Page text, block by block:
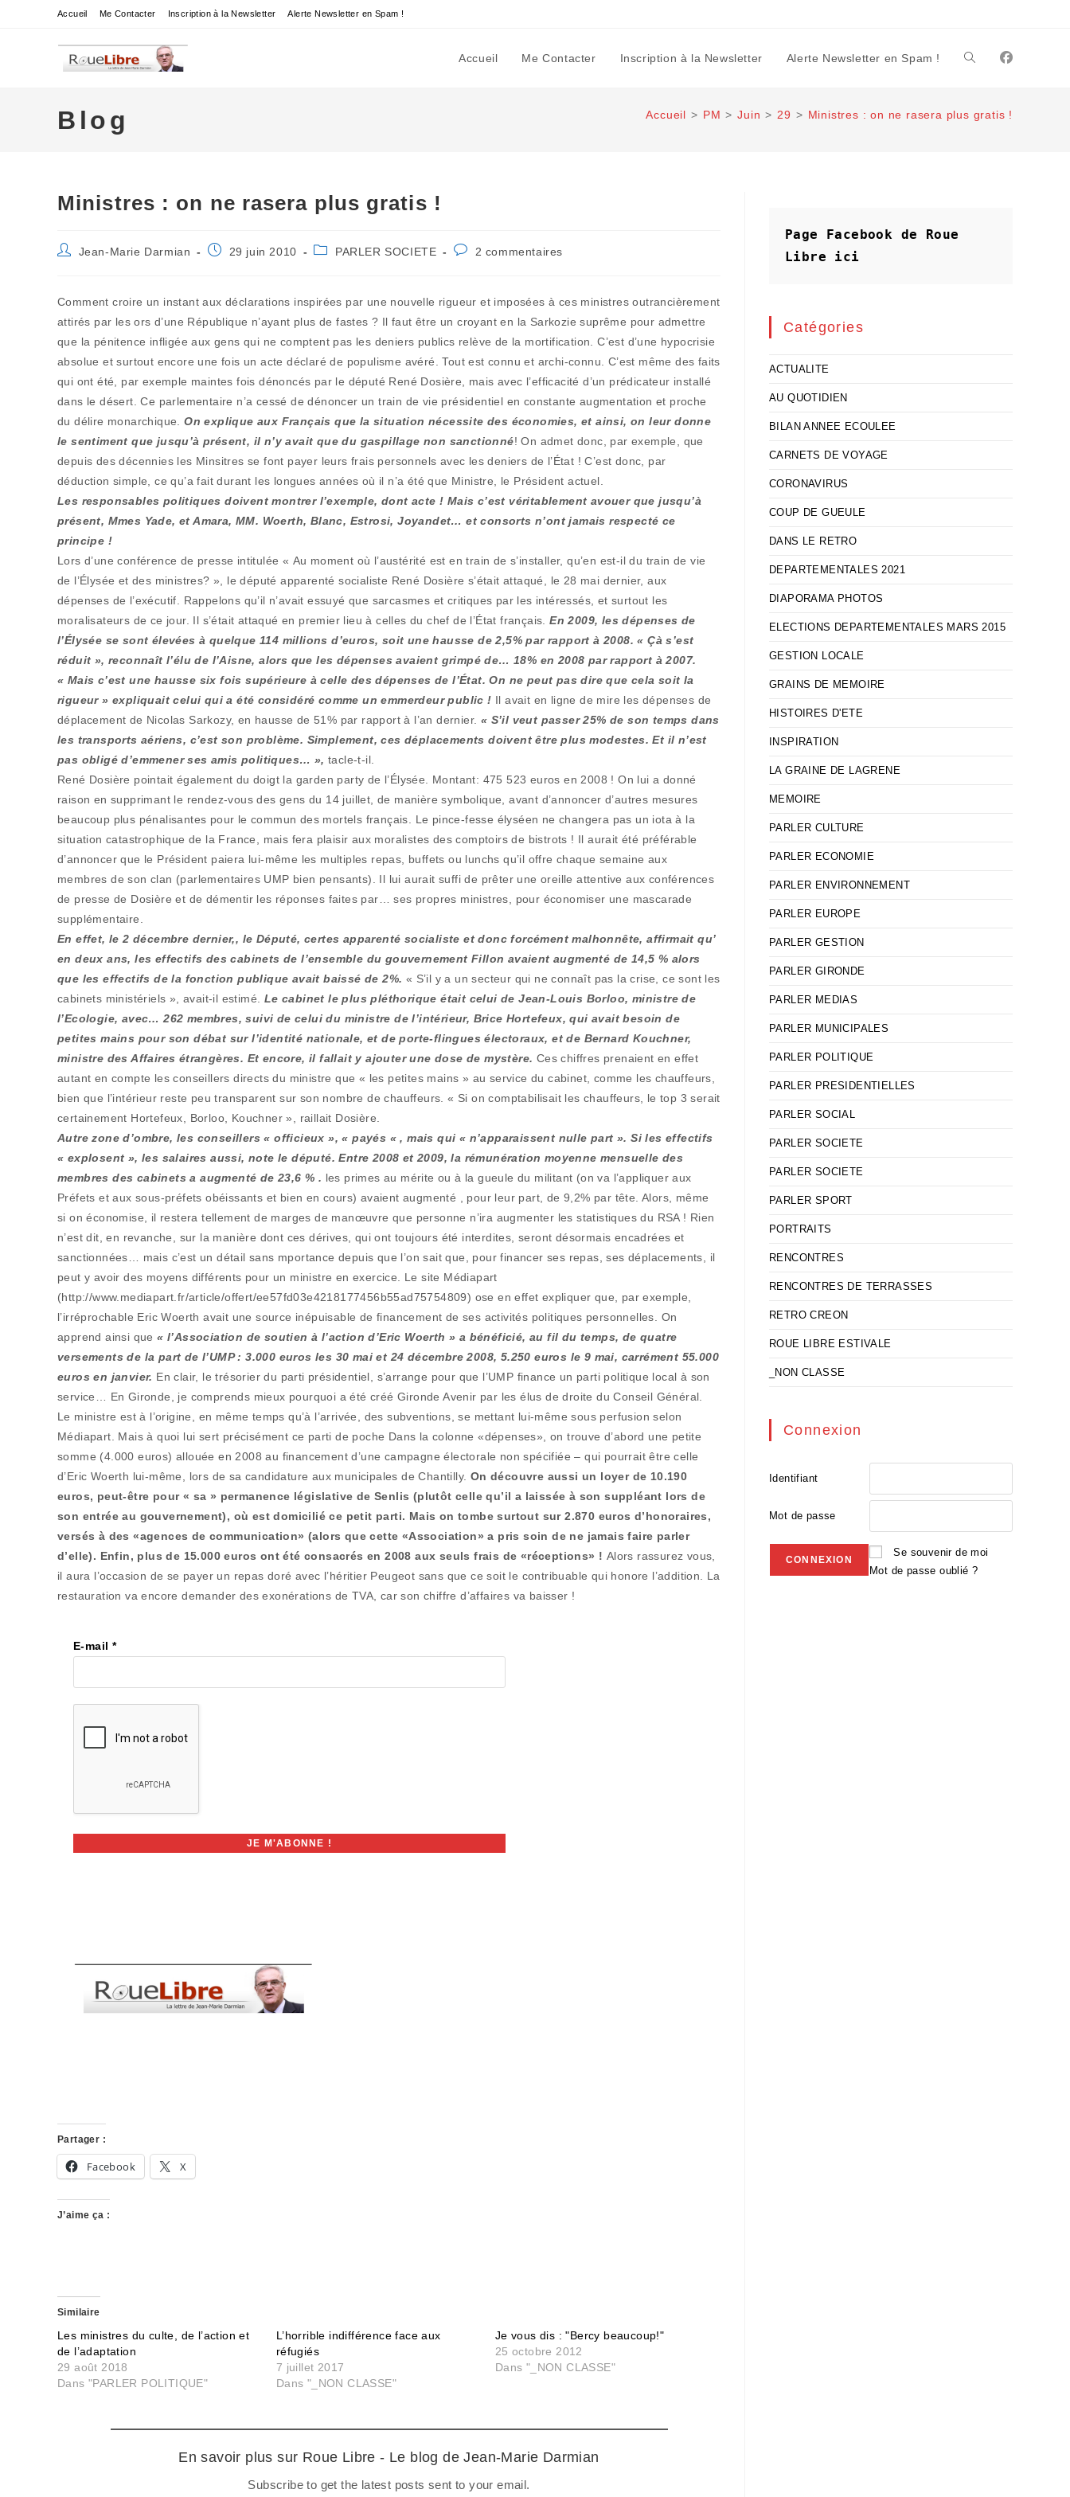
Accueil Me Contacter Inscription à la Newsletter Alerte Newsletter en Spam !
Accueil Me Contacter Inscription à la Newsletter Alerte Newsletter en Spam ! Toggle
website
Blog Accueil > PM > Juin > 29 > Ministres : on ne rasera plus gratis !
Ministres : on ne rasera plus gratis !
Auteur/autrice
Jean-Marie Darmian
Publication
29 juin 2010
PostPARLER SOCIETE
Commentaires
2 commentaires
Comment croire un instant aux déclarations inspirées par une nouvelle rigueur et imposées à ces ministres outrancièrement
attirés par les ors d’une République n’ayant plus de fastes ? Il faut être un croyant en la Sarkozie suprême pour admettre
que la pénitence infligée aux gens qui ne comptent pas les deniers publics relève de la mortification. C’est d’une hypocrisie
absolue et surtout encore une fois un acte déclaré de populisme avéré. Tout est connu et archi-connu. C’est même des faits
qui ont été, par exemple maintes fois dénoncés par le député René Dosière, mais avec l’efficacité d’un prédicateur installé
dans le désert. Ce parlementaire n’a cessé de dénoncer un train de vie présidentiel en constante augmentation et proche
du délire monarchique.On explique aux Français que la situation nécessite des économies, et ainsi, on leur donne
le sentiment que jusqu’à présent, il n’y avait que du gaspillage non sanctionné! On admet donc, par exemple, que
depuis des décennies les Minsitres se font payer leurs frais personnels avec les deniers de l’État ! C’est donc, par
déduction simple, ce qu’a fait durant les longues années où il n’a été que Ministre, le Président actuel.
Les responsables politiques doivent montrer l’exemple, dont acte ! Mais c’est véritablement avouer que jusqu’à
présent, Mmes Yade, et Amara, MM. Woerth, Blanc, Estrosi, Joyandet… et consorts n’ont jamais respecté ce
principe !
Lors d’une conférence de presse intitulée « Au moment où l’austérité est en train de s’installer, qu’en est-il du train de vie
de l’Élysée et des ministres? », le député apparenté socialiste René Dosière s’était attaqué, le 28 mai dernier, aux
dépenses de l’exécutif. Rappelons qu’il n’avait essuyé que sarcasmes et critiques par les intéressés, et surtout les
moralisateurs de ce jour. Il s’était attaqué en premier lieu à celles du chef de l’État français. En 2009, les dépenses de
l’Élysée se sont élevées à quelque 114 millions d’euros, soit une hausse de 2,5% par rapport à 2008. « Çà s’est
réduit », reconnaît l’élu de l’Aisne, alors que les dépenses avaient grimpé de… 18% en 2008 par rapport à 2007.
« Mais c’est une hausse six fois supérieure à celle des dépenses de l’État. On ne peut pas dire que cela soit la
rigueur » expliquait celui qui a été considéré comme un emmerdeur public ! Il avait en ligne de mire les dépenses de
déplacement de Nicolas Sarkozy, en hausse de 51% par rapport à l’an dernier. « S’il veut passer 25% de son temps dans
les transports aériens, c’est son problème. Simplement, ces déplacements doivent être plus modestes. Et il n’est
pas obligé d’emmener ses amis politiques… », tacle-t-il.
René Dosière pointait également du doigt la garden party de l’Élysée. Montant: 475 523 euros en 2008 ! On lui a donné
raison en supprimant le rendez-vous des gens du 14 juillet, de manière symbolique, avant d’annoncer d’autres mesures
beaucoup plus pénalisantes pour le commun des mortels français. Le pince-fesse élyséen ne changera pas un iota à la
situation catastrophique de la France, mais fera plaisir aux moralistes des comptoirs de bistrots ! Il aurait été préférable
d’annoncer que le Président paiera lui-même les multiples repas, buffets ou lunchs qu’il offre chaque semaine aux
membres de son clan (parlementaires UMP bien pensants). Il lui aurait suffi de prêter une oreille attentive aux conférences
de presse de Dosière et de démentir les réponses faites par… ses propres ministres, pour économiser une mascarade
supplémentaire.
En effet, le 2 décembre dernier,, le Député, certes apparenté socialiste et donc forcément malhonnête, affirmait qu’
en deux ans, les effectifs des cabinets de l’ensemble du gouvernement Fillon avaient augmenté de 14,5 % alors
que les effectifs de la fonction publique avait baissé de 2%. « S’il y a un secteur qui ne connaît pas la crise, ce sont les
cabinets ministériels », avait-il estimé. Le cabinet le plus pléthorique était celui de Jean-Louis Borloo, ministre de
l’Ecologie, avec… 262 membres, suivi de celui du ministre de l’intérieur, Brice Hortefeux, qui avait besoin de
petites mains pour son débat sur l’identité nationale, et de porte-flingues électoraux, et de Bernard Kouchner,
ministre des Affaires étrangères. Et encore, il fallait y ajouter une dose de mystère. Ces chiffres prenaient en effet
autant en compte les conseillers directs du ministre que « les petites mains » au service du cabinet, comme les chauffeurs,
bien que l’intérieur reste peu transparent sur son nombre de chauffeurs. « Si on comptabilisait les chauffeurs, le top 3 serait
certainement Hortefeux, Borloo, Kouchner », raillait Dosière.
Autre zone d’ombre, les conseillers « officieux », « payés « , mais qui « n’apparaissent nulle part ». Si les effectifs
« explosent », les salaires aussi, note le député. Entre 2008 et 2009, la rémunération moyenne mensuelle des
membres des cabinets a augmenté de 23,6 % . les primes au mérite ou à la gueule du militant (on va l’appliquer aux
Préfets et aux sous-préfets obéissants et bien en cours) avaient augmenté , pour leur part, de 9,2% par tête. Alors, même
si on économise, il restera tellement de marges de manœuvre que personne n’ira augmenter les statistiques du RSA ! Rien
n’est dit, en revanche, sur la manière dont ces dérives, qui ont toujours été interdites, seront désormais encadrées et
sanctionnées… mais c’est un détail sans mportance depuis que l’on sait que, pour financer ses repas, ses déplacements, il
peut y avoir des moyens différents pour un ministre en exercice. Le site Médiapart
(http://www.mediapart.fr/article/offert/ee57fd03e4218177456b55ad75754809) ose en effet expliquer que, par exemple,
l’irréprochable Eric Woerth avait une source inépuisable de financement de ses activités politiques personnelles. On
apprend ainsi que« l’Association de soutien à l’action d’Eric Woerth » a bénéficié, au fil du temps, de quatre
versements de la part de l’UMP : 3.000 euros les 30 mai et 24 décembre 2008, 5.250 euros le 9 mai, carrément 55.000
euros en janvier. En clair, le trésorier du parti présidentiel, s’arrange pour que l’UMP finance un parti politique local à son
service… En Gironde, je comprends mieux pourquoi a été créé Gironde Avenir par les élus de droite du Conseil Général.
Le ministre est à l’origine, en même temps qu’à l’arrivée, des subventions, se mettant lui-même sous perfusion selon
Médiapart. Mais à quoi lui sert précisément ce parti de poche Dans la colonne «dépenses», on trouve d’abord une petite
somme (4.000 euros) allouée en 2008 au financement d’une campagne électorale non spécifiée – qui pourrait être celle
d’Eric Woerth lui-même, lors de sa candidature aux municipales de Chantilly. On découvre aussi un loyer de 10.190
euros, peut-être pour « sa » permanence législative de Senlis (plutôt celle qu’il a laissée à son suppléant lors de
son entrée au gouvernement), où est domicilié ce petit parti. Mais on tombe surtout sur 2.870 euros d’honoraires,
versés à des «agences de communication» (alors que cette «Association» a pris soin de ne jamais faire parler
d’elle). Enfin, plus de 15.000 euros ont été consacrés en 2008 aux seuls frais de «réceptions» ! Alors rassurez vous,
il aura l’occasion de se payer un repas doré avec l’héritier Peugeot sans que ce soit le contribuable qui honore l’addition. La
restauration va encore demander des exonérations de TVA, car son chiffre d’affaires va baisser !
E-mail *
Partager :
Facebook X
J’aime ça :
Similaire
Les ministres du culte, de l’action et
de l’adaptation
29 août 2018
Dans "PARLER POLITIQUE"
L’horrible indifférence face aux
réfugiés
7 juillet 2017
Dans "_NON CLASSE"
Je vous dis : "Bercy beaucoup!"
25 octobre 2012
Dans "_NON CLASSE"
En savoir plus sur Roue Libre - Le blog de Jean-Marie Darmian
Subscribe to get the latest posts sent to your email.
Page Facebook de Roue
Libre
ici
Catégories
ACTUALITE
AU QUOTIDIEN
BILAN ANNEE ECOULEE
CARNETS DE VOYAGE
CORONAVIRUS
COUP DE GUEULE
DANS LE RETRO
DEPARTEMENTALES 2021
DIAPORAMA PHOTOS
ELECTIONS DEPARTEMENTALES MARS 2015
GESTION LOCALE
GRAINS DE MEMOIRE
HISTOIRES D'ETE
INSPIRATION
LA GRAINE DE LAGRENE
MEMOIRE
PARLER CULTURE
PARLER ECONOMIE
PARLER ENVIRONNEMENT
PARLER EUROPE
PARLER GESTION
PARLER GIRONDE
PARLER MEDIAS
PARLER MUNICIPALES
PARLER POLITIQUE
PARLER PRESIDENTIELLES
PARLER SOCIAL
PARLER SOCIETE
PARLER SOCIETE
PARLER SPORT
PORTRAITS
RENCONTRES
RENCONTRES DE TERRASSES
RETRO CREON
ROUE LIBRE ESTIVALE
_NON CLASSE
Connexion
Identifiant
Mot de passe
Se souvenir de moi
Mot de passe oublié ?